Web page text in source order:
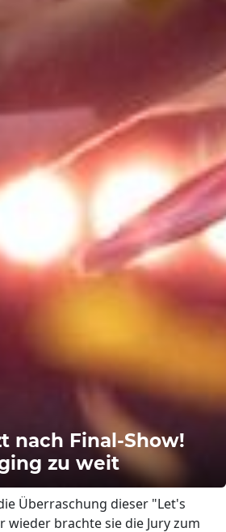
nach Final-Show!
zu weit
Überraschung dieser "Let's
wieder brachte sie die Jury zum